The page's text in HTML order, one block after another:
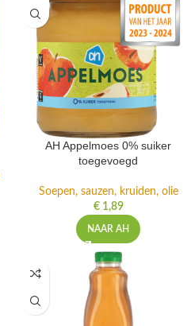
AH Appelmoes 0% suiker
toegevoegd
Soepen, sauzen, kruiden, olie
€1,89
NAAR AH